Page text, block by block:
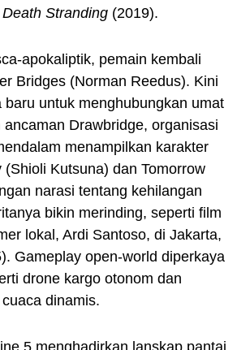
Death Stranding (2019).
apokaliptik, pemain kembali
Bridges (Norman Reedus). Kini
baru untuk menghubungkan umat
Drawbridge, organisasi
menampilkan karakter
(Shioli Kutsuna) dan Tomorrow
narasi tentang kehilangan
bikin merinding, seperti film
lokal, Ardi Santoso, di Jakarta,
Gameplay open-world diperkaya
drone kargo otonom dan
dinamis.
5 menghadirkan lanskap pantai